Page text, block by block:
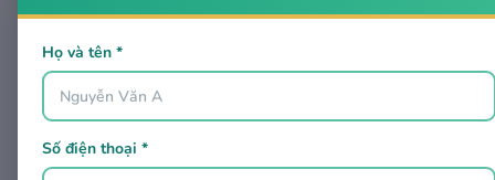
Họ và tên *
Số điện thoại *